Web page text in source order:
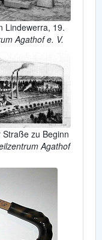
Lindewerra, 19.
Agathof e. V.
zu Beginn
Agathof